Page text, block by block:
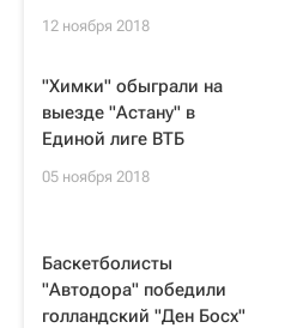
12 ноября 2018
"Химки" обыграли на
выезде "Астану" в
Единой лиге ВТБ
05 ноября 2018
Баскетболисты
"Автодора" победили
голландский "Ден Босх"